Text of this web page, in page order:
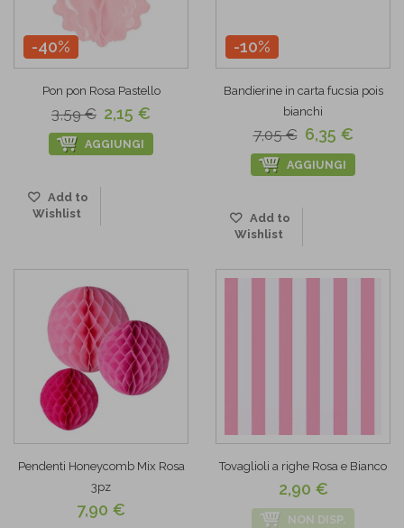
-40%
Pon pon Rosa Pastello
3,59 € 2,15 €
AGGIUNGI
Add to
Wishlist
-10%
Bandierine in carta fucsia pois
bianchi
7,05 € 6,35 €
AGGIUNGI
Add to
Wishlist
Pendenti Honeycomb Mix Rosa
3pz
7,90 €
Tovaglioli a righe Rosa e Bianco
2,90 €
NON DISP.